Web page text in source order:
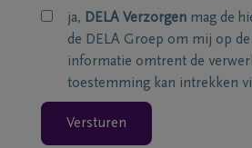
ja, DELA Verzorgen mag de
de DELA Groep om mij op
informatie omtrent de
toestemming kan intrekken
Versturen